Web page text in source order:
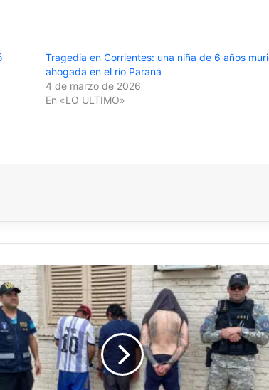
Tragedia en Corrientes: una niña de 6 años
ahogada en el río Paraná
4 de marzo de 2026
En «LO ULTIMO»